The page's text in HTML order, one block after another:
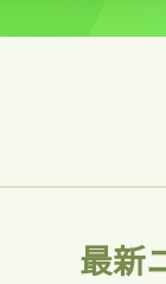
最新